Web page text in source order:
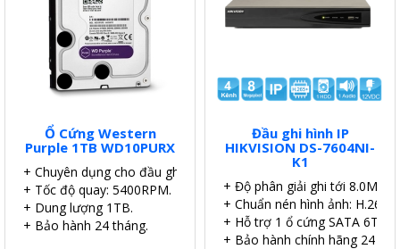
Ổ Cứng Western
Purple 1TB WD10PURX
+ Chuyên dụng cho đầu ghi.
+ Tốc độ quay: 5400RPM.
+ Dung lượng 1TB.
+ Bảo hành 24 tháng.
Đầu ghi hình IP
HIKVISION DS-7604NI-
K1
+ Độ phân giải ghi tới 8.0MP.
+ Chuẩn nén hình ảnh: H.265.
+ Hỗ trợ 1 ổ cứng SATA 6TB.
+ Bảo hành chính hãng 24